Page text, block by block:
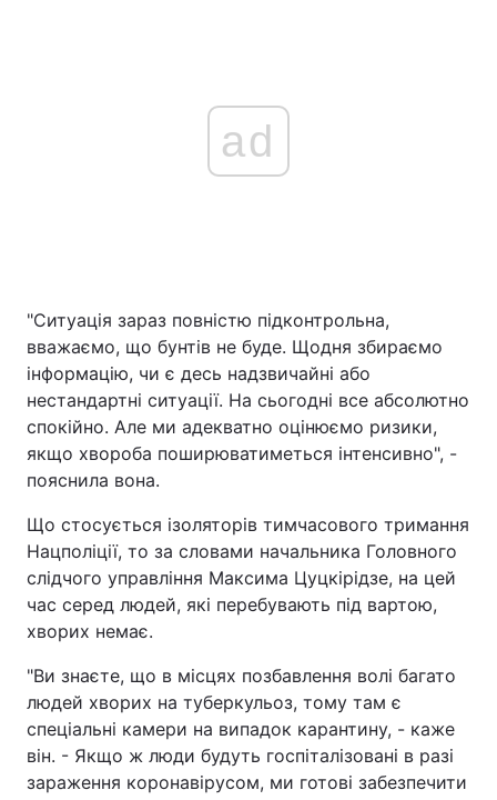
ad
"Ситуація зараз повністю підконтрольна,
вважаємо, що бунтів не буде. Щодня збираємо
інформацію, чи є десь надзвичайні або
нестандартні ситуації. На сьогодні все абсолютно
спокійно. Але ми адекватно оцінюємо ризики,
якщо хвороба поширюватиметься інтенсивно", -
пояснила вона.
Що стосується ізоляторів тимчасового тримання
Нацполіції, то за словами начальника Головного
слідчого управління Максима Цуцкірідзе, на цей
час серед людей, які перебувають під вартою,
хворих немає.
"Ви знаєте, що в місцях позбавлення волі багато
людей хворих на туберкульоз, тому там є
спеціальні камери на випадок карантину, - каже
він. - Якщо ж люди будуть госпіталізовані в разі
зараження коронавірусом, ми готові забезпечити